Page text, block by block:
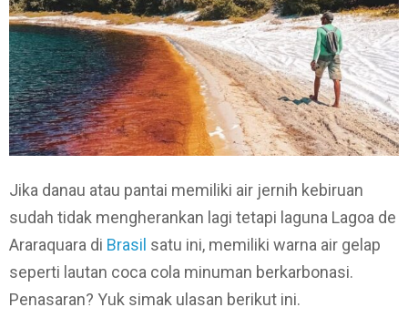
Jika danau atau pantai memiliki air jernih kebiruan
sudah tidak mengherankan lagi tetapi laguna Lagoa de
Araraquara di Brasil satu ini, memiliki warna air gelap
seperti lautan coca cola minuman berkarbonasi.
Penasaran? Yuk simak ulasan berikut ini.